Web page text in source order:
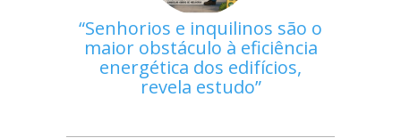
Senhorios e inquilinos são o
maior obstáculo à eficiência
energética dos edifícios,
revela estudo